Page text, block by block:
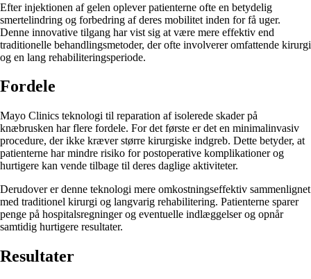
Efter injektionen af gelen oplever patienterne ofte en betydelig
smertelindring og forbedring af deres mobilitet inden for få uger.
Denne innovative tilgang har vist sig at være mere effektiv end
traditionelle behandlingsmetoder, der ofte involverer omfattende kirurgi
og en lang rehabiliteringsperiode.
Fordele
Mayo Clinics teknologi til reparation af isolerede skader på
knæbrusken har flere fordele. For det første er det en minimalinvasiv
procedure, der ikke kræver større kirurgiske indgreb. Dette betyder, at
patienterne har mindre risiko for postoperative komplikationer og
hurtigere kan vende tilbage til deres daglige aktiviteter.
Derudover er denne teknologi mere omkostningseffektiv sammenlignet
med traditionel kirurgi og langvarig rehabilitering. Patienterne sparer
penge på hospitalsregninger og eventuelle indlæggelser og opnår
samtidig hurtigere resultater.
Resultater